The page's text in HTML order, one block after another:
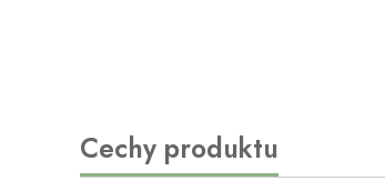
Cechy produktu